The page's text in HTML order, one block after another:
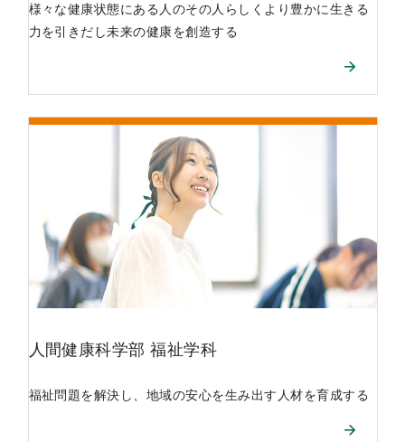
様々な健康状態にある人のその人らしくより豊かに生きる
力を引きだし未来の健康を創造する
人間健康科学部 福祉学科
福祉問題を解決し、地域の安心を生み出す人材を育成する